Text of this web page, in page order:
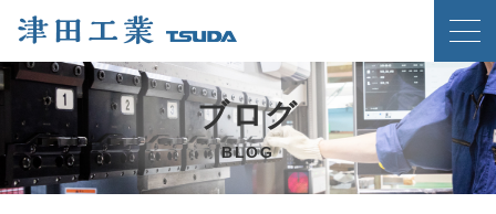
ホーム
クリンチングスピードファスナー工法
津田工業の強み
ブログ
BLOG